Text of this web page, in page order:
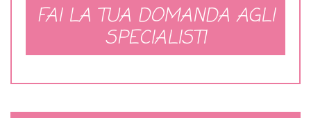
FAI LA TUA DOMANDA AGLI
SPECIALISTI